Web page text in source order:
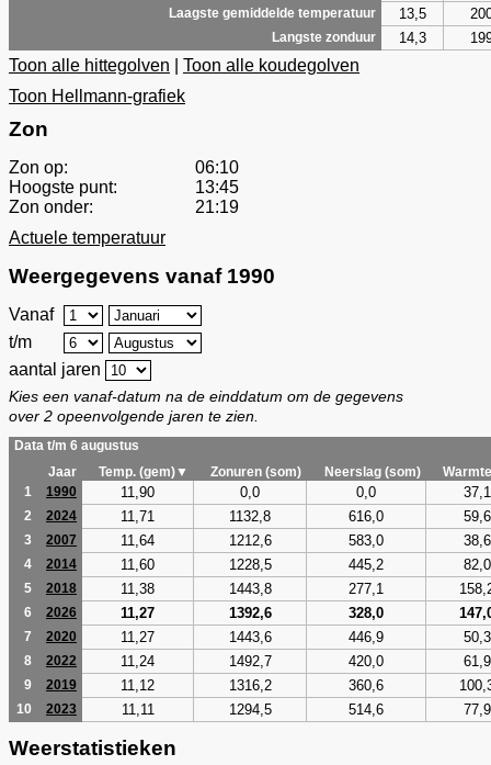
Laagste gemiddelde temperatuur 13,5
Langste zonduur 14,3
Toon alle hittegolven
Toon alle koudegolven
Toon Hellmann-grafiek
Zon
Zon op:
06:10
Hoogste punt:
13:45
Zon onder:
21:19
Actuele temperatuur
Weergegevens vanaf 1990
Vanaf
t/m
aantal jaren
Kies een vanaf-datum na de einddatum om de gegevens
over 2 opeenvolgende jaren te zien.
Data t/m 6 augustus
Jaar
Temp. (gem)▼ Zonuren (som) Neerslag (som)
1
1990 11,90 0,0 0,0 37,1
2 2024 11,71 1132,8 616,0 59,6
3 2007 11,64 1212,6 583,0 38,6
4 2014 11,60 1228,5 445,2 82,0
5 2018 11,38 1443,8 277,1
6 2026 11,27 1392,6 328,0
7 2020 11,27 1443,6 446,9 50,3
8 2022 11,24 1492,7 420,0 61,9
9 2019 11,12 1316,2 360,6
10 2023 11,11 1294,5 514,6 77,9
Weerstatistieken